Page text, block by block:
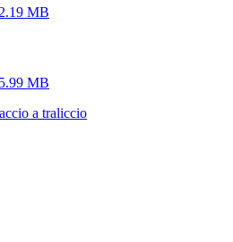
2.19 MB
5.99 MB
a traliccio